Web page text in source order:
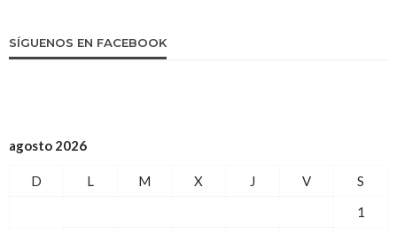
SÍGUENOS EN FACEBOOK
agosto 2026
D L M X J V
S
1